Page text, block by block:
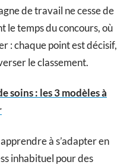
de travail ne cesse de
le temps du concours, où
: chaque point est décisif,
le classement.
soins : les 3 modèles à
à s’adapter en
inhabituel pour des